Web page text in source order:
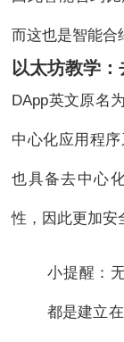
而这也是智能合
以太坊教学
DApp英文原名
中心化应用程
也具备去中心
性，因此更加安
小提醒：
都是建立